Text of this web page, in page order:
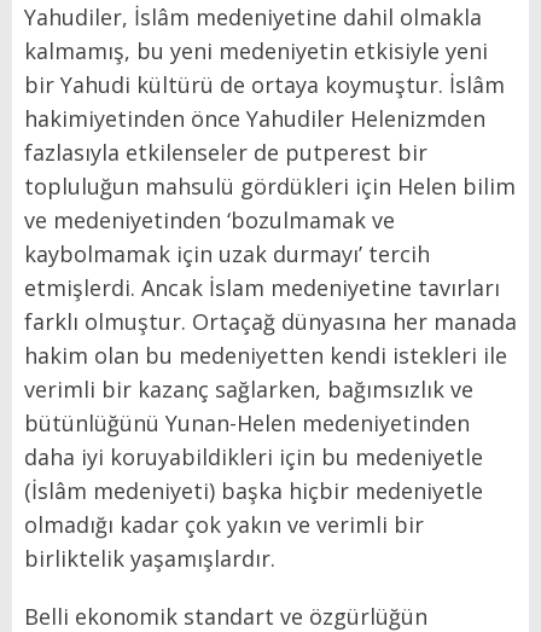
Yahudiler, İslâm medeniyetine dahil olmakla
kalmamış, bu yeni medeniyetin etkisiyle yeni
bir Yahudi kültürü de ortaya koymuştur. İslâm
hakimiyetinden önce Yahudiler Helenizmden
fazlasıyla etkilenseler de putperest bir
topluluğun mahsulü gördükleri için Helen bilim
ve medeniyetinden ‘bozulmamak ve
kaybolmamak için uzak durmayı’ tercih
etmişlerdi. Ancak İslam medeniyetine tavırları
farklı olmuştur. Ortaçağ dünyasına her manada
hakim olan bu medeniyetten kendi istekleri ile
verimli bir kazanç sağlarken, bağımsızlık ve
bütünlüğünü Yunan-Helen medeniyetinden
daha iyi koruyabildikleri için bu medeniyetle
(İslâm medeniyeti) başka hiçbir medeniyetle
olmadığı kadar çok yakın ve verimli bir
birliktelik yaşamışlardır.
Belli ekonomik standart ve özgürlüğün